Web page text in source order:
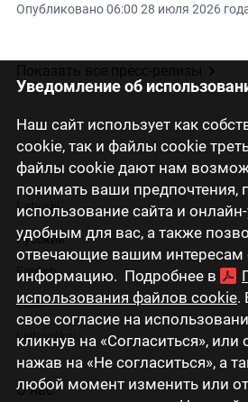
Уведомление об
Наш сайт использует как
cookie, так и файлы cookie
файлы cookie дают нам
понимать ваши предпочтения,
использование сайта и
удобным для вас, а также
отвечающие вашим интересам
информацию. Подробнее в
использования файлов cookie.
свое согласие на
кликнув на «Согласиться», или
нажав на «Не согласиться», а
любой момент изменить или
Опубликовано06:00 28 июля 2026
Latviski
Русский
English
Eesti
Lietuviškai
О нас